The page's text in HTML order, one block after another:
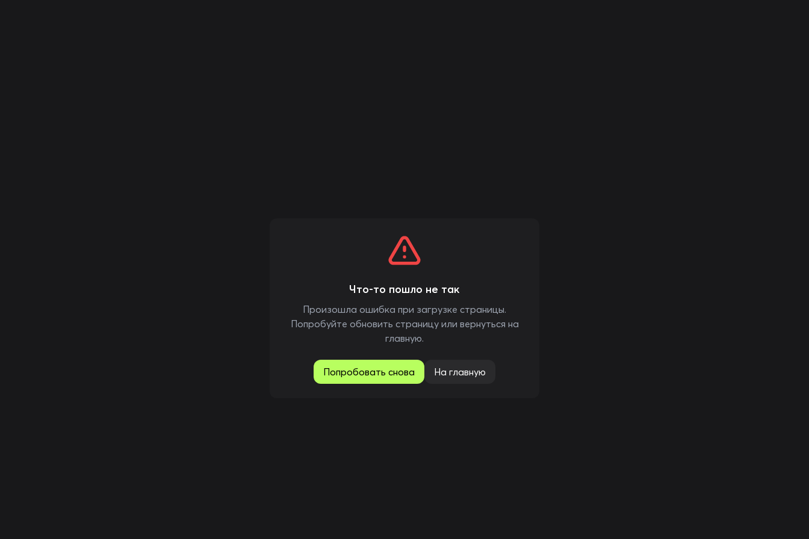
Что-то пошло не так
Произошла ошибка при загрузке страницы.
Попробуйте обновить страницу или вернуться на
главную.
Попробовать снова На главную